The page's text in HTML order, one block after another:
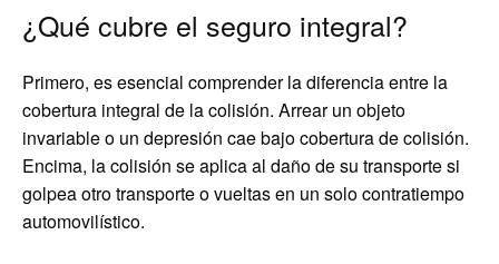
¿Qué cubre el seguro integral?
Primero, es esencial comprender la diferencia entre la
cobertura integral de la colisión. Arrear un objeto
invariable o un depresión cae bajo cobertura de colisión.
Encima, la colisión se aplica al daño de su transporte si
golpea otro transporte o vueltas en un solo contratiempo
automovilístico.